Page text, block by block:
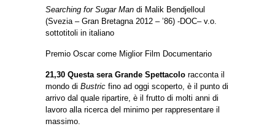
Searching for Sugar Man di Malik Bendjelloul
(Svezia – Gran Bretagna 2012 – ’86) -DOC– v.o.
sottotitoli in italiano
Premio Oscar come Miglior Film Documentario
21,30 Questa sera Grande Spettacolo racconta il
mondo di Bustric fino ad oggi scoperto, è il punto di
arrivo dal quale ripartire, è il frutto di molti anni di
lavoro alla ricerca del minimo per rappresentare il
massimo.